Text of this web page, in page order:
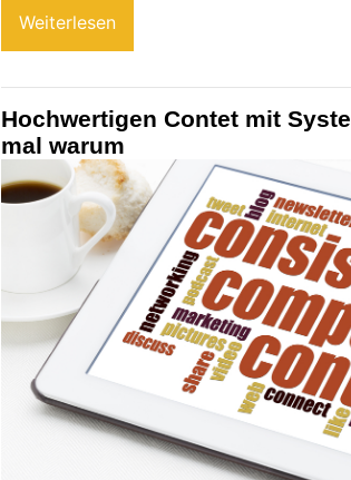
Weiterlesen
Hochwertigen Contet mit
mal warum